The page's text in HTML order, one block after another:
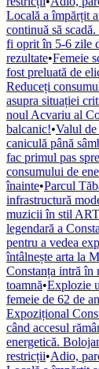
Locală a împărțit
continuă să
fi oprit în 5-6 zile
rezultate•Femeie
fost preluată de
Reduceți
asupra situației
noul Acvariu al
balcanic!•Valul
caniculă până
fac primul pas
consumului de
înainte•Parcul
infrastructură
muzicii în stil
legendară a
pentru a vedea
întâlnește arta la
Constanța intră în
toamnă•Explozie
femeie de 62 de
Expozițional
când accesul
energetică.
restricții•Adio,